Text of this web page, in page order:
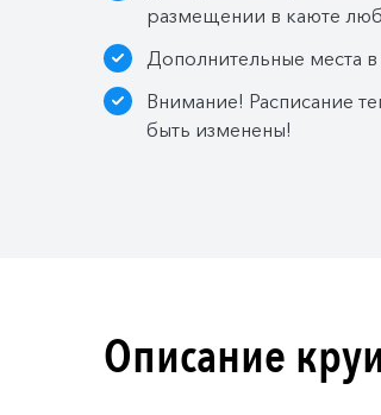
размещении в каюте
Дополнительные места
Внимание! Расписание
быть изменены!
Описание